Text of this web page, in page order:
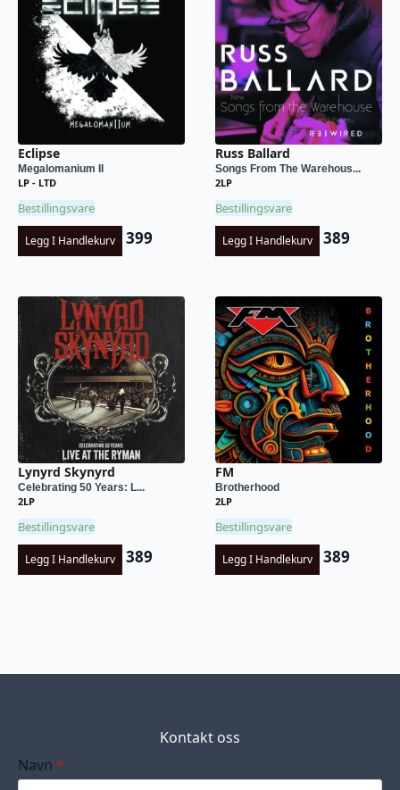
Eclipse
Megalomanium II
LP - LTD
Bestillingsvare
Legg I Handlekurv 399
Russ Ballard
Songs From The Warehous...
2LP
Bestillingsvare
Legg I Handlekurv 389
Lynyrd Skynyrd
Celebrating 50 Years: L...
2LP
Bestillingsvare
Legg I Handlekurv 389
FM
Brotherhood
2LP
Bestillingsvare
Legg I Handlekurv 389
Kontakt oss
Navn *